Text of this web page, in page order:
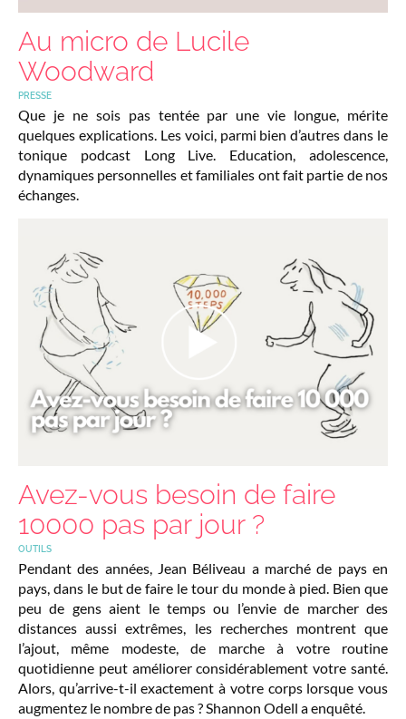
Au micro de Lucile
Woodward
PRESSE
Que je ne sois pas tentée par une vie longue, mérite
quelques explications. Les voici, parmi bien d’autres dans le
tonique podcast Long Live. Education, adolescence,
dynamiques personnelles et familiales ont fait partie de nos
échanges.
Avez-vous besoin de faire
10000 pas par jour ?
OUTILS
Pendant des années, Jean Béliveau a marché de pays en
pays, dans le but de faire le tour du monde à pied. Bien que
peu de gens aient le temps ou l’envie de marcher des
distances aussi extrêmes, les recherches montrent que
l’ajout, même modeste, de marche à votre routine
quotidienne peut améliorer considérablement votre santé.
Alors, qu’arrive-t-il exactement à votre corps lorsque vous
augmentez le nombre de pas ? Shannon Odell a enquêté.